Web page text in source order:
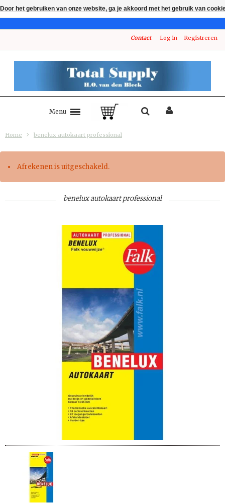
Contact Log in Registreren
Menu
Home benelux autokaart professional
Afrekenen is uitgeschakeld.
benelux autokaart professional
Door het gebruiken van onze website, ga je akkoord met het gebruik van